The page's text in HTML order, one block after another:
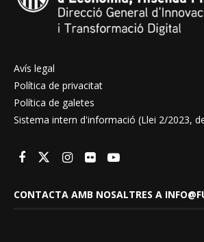
Avís legal
Política de privacitat
Política de galetes
Sistema intern d'informació (Llei 2/2023,
CONTACTA AMB NOSALTRES A